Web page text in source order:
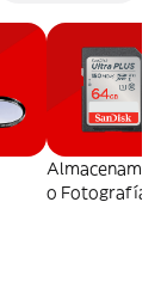
o Fotografía